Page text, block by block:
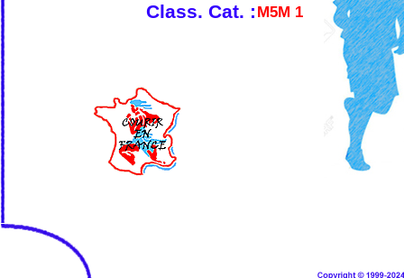
Class. Cat. : M5M 1